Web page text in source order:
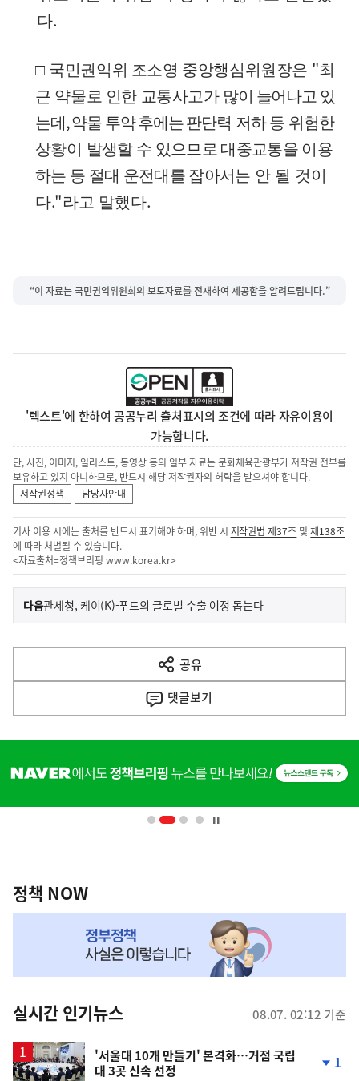
다.
□ 국민권익위 조소영 중앙행심위원장은 "최
근 약물로 인한 교통사고가 많이 늘어나고 있
는데 ,약물 투약 후에는 판단력 저하 등 위험한
상황이
발생할 수 있으므로 대중교통을 이용
하는 등 절대 운전대를 잡아서는 안 될 것이
다."라고 말했다.
“이 자료는 국민권익위원회의 보도자료를 전재하여 제공함을 알려드립니다.”
'텍스트'에 한하여 공공누리 출처표시의 조건에 따라 자유이용이
가능합니다.
단, 사진, 이미지, 일러스트, 동영상 등의 일부 자료는 문화체육관광부가 저작권 전부를
보유하고 있지 아니하므로, 반드시 해당 저작권자의 허락을 받으셔야 합니다.
저작권정책
담당자안내
기사 이용 시에는 출처를 반드시 표기해야 하며, 위반 시 저작권법 제37조 및제138조
에 따라 처벌될 수 있습니다.
<자료출처=정책브리핑 www.korea.kr>
이
전
다
음
다음기
관세청, 케이(K)-푸드의 글로벌 수출 여정 돕는다
공유
열
기
댓글보기
단
영
책
NOW,
뉴
스
정책 NOW
실시간 인기뉴스 08.07. 02:12 기준
'서울대 10개 만들기' 본격화…거점 국립
대 3곳 신속 선정
1